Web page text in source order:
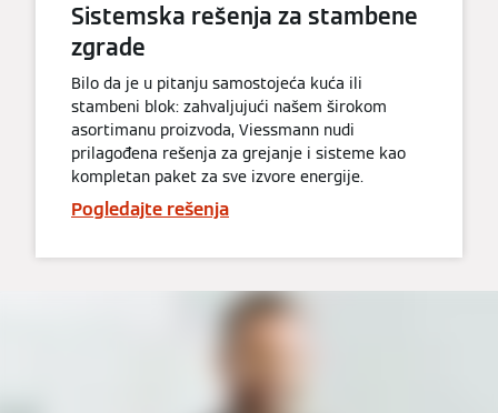
Sistemska rešenja za stambene
zgrade
Bilo da je u pitanju samostojeća kuća ili
stambeni blok: zahvaljujući našem širokom
asortimanu proizvoda, Viessmann nudi
prilagođena rešenja za grejanje i sisteme kao
kompletan paket za sve izvore energije.
Pogledajte rešenja